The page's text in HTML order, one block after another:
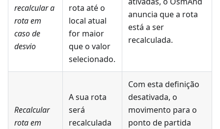
recalcular a
rotaem
caso de
desvio
rota até o
local atual
for maior
que o valor
selecionado.
anuncia que a rota
está a ser
recalculada.
Recalcular
rota em
A sua rota
será
recalculada
Com esta definição
desativada, o
movimento para o
ponto de partida